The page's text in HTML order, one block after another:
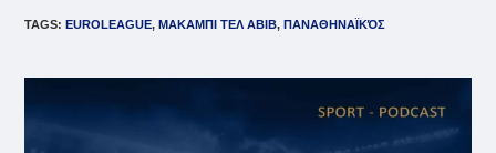
TAGS: EUROLEAGUE, ΜΑΚΑΜΠΙ ΤΕΛ ΑΒΙΒ, ΠΑΝΑΘΗΝΑΪΚΌΣ